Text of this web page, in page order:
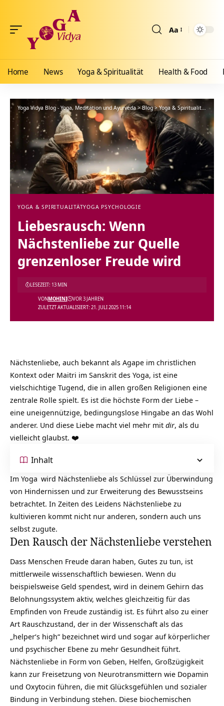
Aa
Home News Yoga & Spiritualität Health & Food
Yoga Vidya Blog - Yoga, Meditation und Ayurveda>Blog>Yoga & Spiritualität >
YOGA & SPIRITUALITÄTYOGA PSYCHOLOGIE
Liebesrausch: Wenn
Nächstenliebe zur Quelle
grenzenloser Freude wird
ZULETZT AKTUALISIERT: 21. JULI 2025 11:14
VONMOHINI VOR 3 JAHREN
LESEZEIT: 13 MIN
Nächstenliebe, auch bekannt als Agape im christlichen
Kontext oder Maitri im Sanskrit des Yoga, ist eine
vielschichtige Tugend, die in allen großen Religionen eine
zentrale Rolle spielt. Es ist die höchste Form der Liebe –
eine uneigennützige, bedingungslose Hingabe an das Wohl
anderer. Und diese Liebe macht viel mehr mit dir, als du
vielleicht glaubst. ❤️
Inhalt
Im Yoga wird Nächstenliebe als Schlüssel zur Überwindung
von Hindernissen und zur Erweiterung des Bewusstseins
betrachtet. In Zeiten des Leidens Nächstenliebe zu
kultivieren kommt nicht nur anderen, sondern auch uns
selbst zugute.
Den Rausch der Nächstenliebe verstehen
Dass Menschen Freude daran haben, Gutes zu tun, ist
mittlerweile wissenschaftlich bewiesen. Wenn du
beispielsweise Geld spendest, wird in deinem Gehirn das
Belohnungssystem aktiv, welches gleichzeitig für das
Empfinden von Freude zuständig ist. Es führt also zu einer
Art Rauschzustand, der in der Wissenschaft als das
„helper‘s high“ bezeichnet wird und sogar auf körperlicher
und psychischer Ebene zu mehr Gesundheit führt.
Nächstenliebe in Form von Geben, Helfen, Großzügigkeit
kann zur Freisetzung von Neurotransmittern wie Dopamin
und Oxytocin führen, die mit Glücksgefühlen und sozialer
Bindung in Verbindung stehen. Diese biochemischen